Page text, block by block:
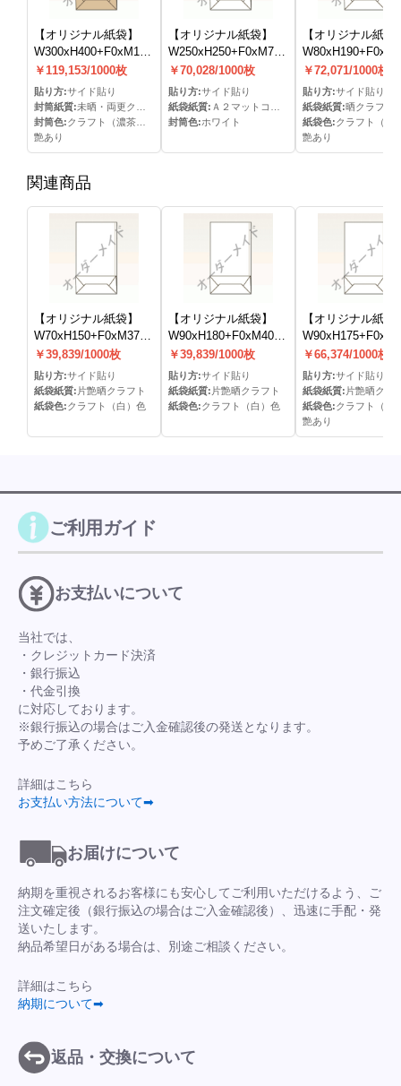
【オリジナル紙袋】
W300xH400+F0xM130mm
角底(フタ無し)(S貼)
￥119,153/1000枚
貼り方:サイド貼り
封筒紙質:未晒・両更クラフト
封筒色:クラフト（濃茶）色
艶あり
【オリジナル紙袋】
W250xH250+F0xM70mm
角底(フタ無し)(S貼)
￥70,028/1000枚
貼り方:サイド貼り
紙袋紙質: Ａ２マットコート
封筒色:ホワイト
【オリジナル紙袋
角底(フタ無し)(S
￥72,071/1000枚
貼り方:サイド貼り
紙袋紙質:晒クラフト
紙袋色:クラフト（白
艶あり
関連商品
【オリジナル紙袋】
W70xH150+F0xM37mm
角底(フタ無し)(S貼)
￥39,839/1000枚
貼り方:サイド貼り
紙袋紙質: 片艶晒クラフト
紙袋色:クラフト（白）色
【オリジナル紙袋】
W90xH180+F0xM40mm
角底(フタ無し)(S貼)
￥39,839/1000枚
貼り方:サイド貼り
紙袋紙質: 片艶晒クラフト
紙袋色:クラフト（白）色
【オリジナル紙袋
角底(フタ無し)(S
￥66,374/1000枚
貼り方:サイド貼り
紙袋紙質: 片艶晒クラ
紙袋色:クラフト（白
艶あり
ご利用ガイド
お支払いについて
当社では、
・クレジットカード決済
・銀行振込
・代金引換
に対応しております。
※銀行振込の場合はご入金確認後の発送となります。
予めご了承ください。
詳細はこちら
お支払い方法について➡
お届けについて
納期を重視されるお客様にも安心してご利用いただけるよう、ご
注文確定後（銀行振込の場合はご入金確認後）、迅速に手配・発
送いたします。
納品希望日がある場合は、別途ご相談ください。
詳細はこちら
納期について➡
返品・交換について